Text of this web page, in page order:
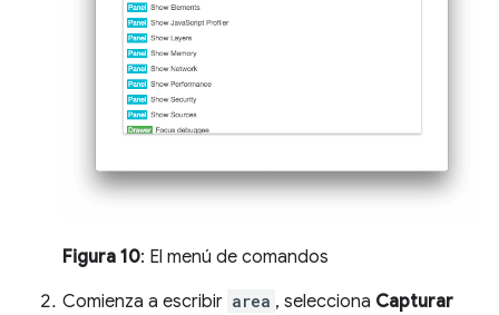
Figura 10: El menú de comandos
Comienza a escribir area , selecciona Capturar